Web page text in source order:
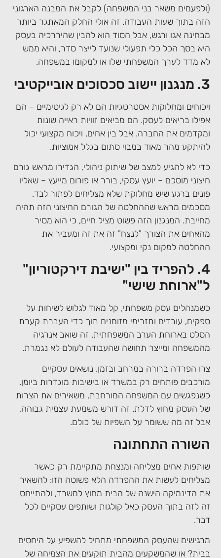
(ולפעמים משאר בני המשפחה) לקבל את המבנה הארגוני
הזה בתוך שעות העבודה. זה אולי החלק המאתגר ביותר
מבחינה אגו ורגש, אבל הסוד הוא להבין שהיררכיה בעסק
היא בסך הכל כלי תפעולי שנועד לייצר סדר, והיא ממש
לא מדד לערך המשפחתי שלו או למקומו במשפחה.
3. מנגנון יישוב סכסוכים אובייקטיבי
ויכוחים ומחלוקות אסטרטגיות הם לא רק לגיטימיים – הם
אפילו בריאים לעסק. הם מביאים זוויות ראייה שונות
ומקדמים את החברה. אבל בין אחים, ויכוח מקצועי יכול
להיתקע מהר מאוד במבוי סתום בגלל אמוציות.
כדי לא להגיע למצב של שיתוק ניהולי, הגדירו מראש גורם
חיצוני מוסכם – יועץ עסקי, בורר או פורום מייעץ – שאליו
פונים ברגע שיש מחלוקת שלא מצליחים לפתור לבד.
מסכמים מראש שההחלטה של הגורם החיצוני הזה תהיה
מחייבת. המנגנון הזה פשוט מציל חיים, כי הוא מסיר
מהאחים את הצורך "לנצח" זה את זה ומעביר את
ההחלטה למקום נקי ומקצועי.
4. להפריד בין "ישיבת דירקטוריון"
ל"ארוחת שישי"
כשמנהלים עסק משפחתי, קל מאוד לגלוש לשיחות על
ספקים, עובדים ותזרימי מזומנים תוך כדי העברת קערת
הסלט בארוחת הערב המשפחתית. זה שואב אנרגיה
מהמשפחה ומייצר תחושה שהעבודה לעולם לא נגמרת.
צרו הפרדה ברורה במרחב ובזמן. נושאים עסקיים
מורכבים פותחים רק במשרד או בישיבות מוגדרות ביומן.
כשנפגשים עם המשפחה המורחבת, משאירים את הצרות
של העסק מחוץ לדלת. זה דורש משמעת עצמית גבוהה,
אבל זה מה ששומר על השפיות של כולם.
השורה התחתונה
שותפות אחים מצליחה ומנצחת מתקיימת רק כאשר
מצליחים לעשות את ההפרדה הלא פשוטה הזו: להשאיר
את הדינמיקה הישנה של הבית מחוץ למשרד, ולהתייחס
זה לזה בתוך העסק כאל קולגות ושותפים עסקיים לכל
דבר.
מרגישים שהעסק המשפחתי מתחיל להשפיע על היחסים
בבית? או שהמשקעים מהבית תוקעים את הצמיחה של